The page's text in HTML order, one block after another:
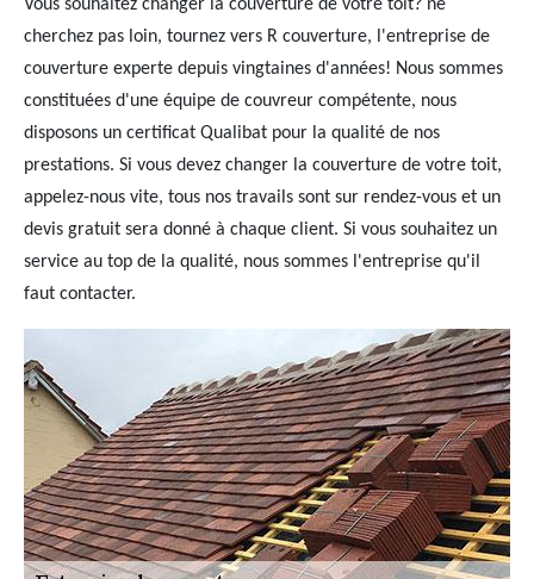
Vous souhaitez changer la couverture de votre toit? ne
cherchez pas loin, tournez vers R couverture, l'entreprise de
couverture experte depuis vingtaines d'années! Nous sommes
constituées d'une équipe de couvreur compétente, nous
disposons un certificat Qualibat pour la qualité de nos
prestations. Si vous devez changer la couverture de votre toit,
appelez-nous vite, tous nos travails sont sur rendez-vous et un
devis gratuit sera donné à chaque client. Si vous souhaitez un
service au top de la qualité, nous sommes l'entreprise qu'il
faut contacter.